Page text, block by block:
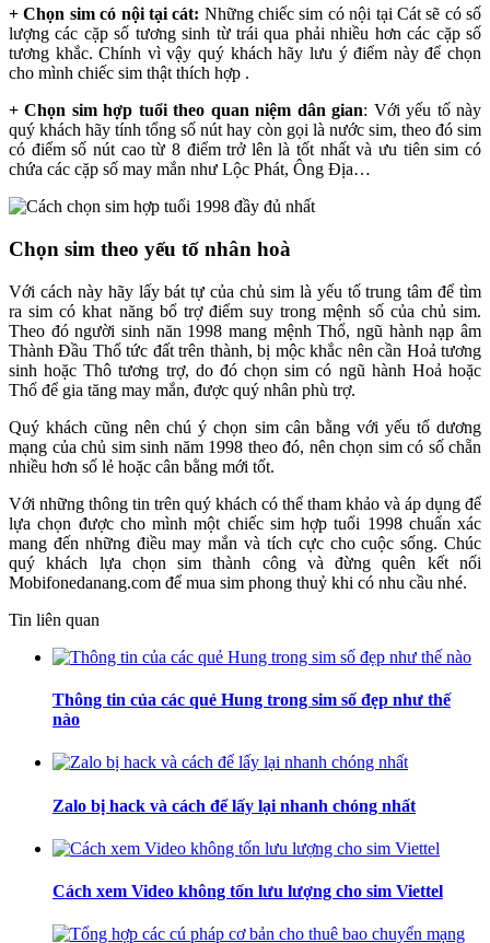
+ Chọn sim có nội tại cát: Những chiếc sim có nội tại Cát sẽ có số
lượng các cặp số tương sinh từ trái qua phải nhiều hơn các cặp số
tương khắc. Chính vì vậy quý khách hãy lưu ý điểm này để chọn
cho mình chiếc sim thật thích hợp .
+ Chọn sim hợp tuổi theo quan niệm dân gian: Với yếu tố này
quý khách hãy tính tổng số nút hay còn gọi là nước sim, theo đó sim
có điểm số nút cao từ 8 điểm trở lên là tốt nhất và ưu tiên sim có
chứa các cặp số may mắn như Lộc Phát, Ông Địa…
Chọn sim theo yếu tố nhân hoà
Với cách này hãy lấy bát tự của chủ sim là yếu tố trung tâm để tìm
ra sim có khat năng bổ trợ điểm suy trong mệnh số của chủ sim.
Theo đó người sinh năn 1998 mang mệnh Thổ, ngũ hành nạp âm
Thành Đầu Thổ tức đất trên thành, bị mộc khắc nên cần Hoả tương
sinh hoặc Thô tương trợ, do đó chọn sim có ngũ hành Hoả hoặc
Thổ để gia tăng may mắn, được quý nhân phù trợ.
Quý khách cũng nên chú ý chọn sim cân bằng với yếu tố dương
mạng của chủ sim sinh năm 1998 theo đó, nên chọn sim có số chẵn
nhiều hơn số lẻ hoặc cân bằng mới tốt.
Với những thông tin trên quý khách có thể tham khảo và áp dụng để
lựa chọn được cho mình một chiếc sim hợp tuổi 1998 chuẩn xác
mang đến những điều may mắn và tích cực cho cuộc sống. Chúc
quý khách lựa chọn sim thành công và đừng quên kết nối
Mobifonedanang.com để mua sim phong thuỷ khi có nhu cầu nhé.
Tin liên quan
Thông tin của các quẻ Hung trong sim số đẹp như thế
nào
Zalo bị hack và cách để lấy lại nhanh chóng nhất
Cách xem Video không tốn lưu lượng cho sim Viettel